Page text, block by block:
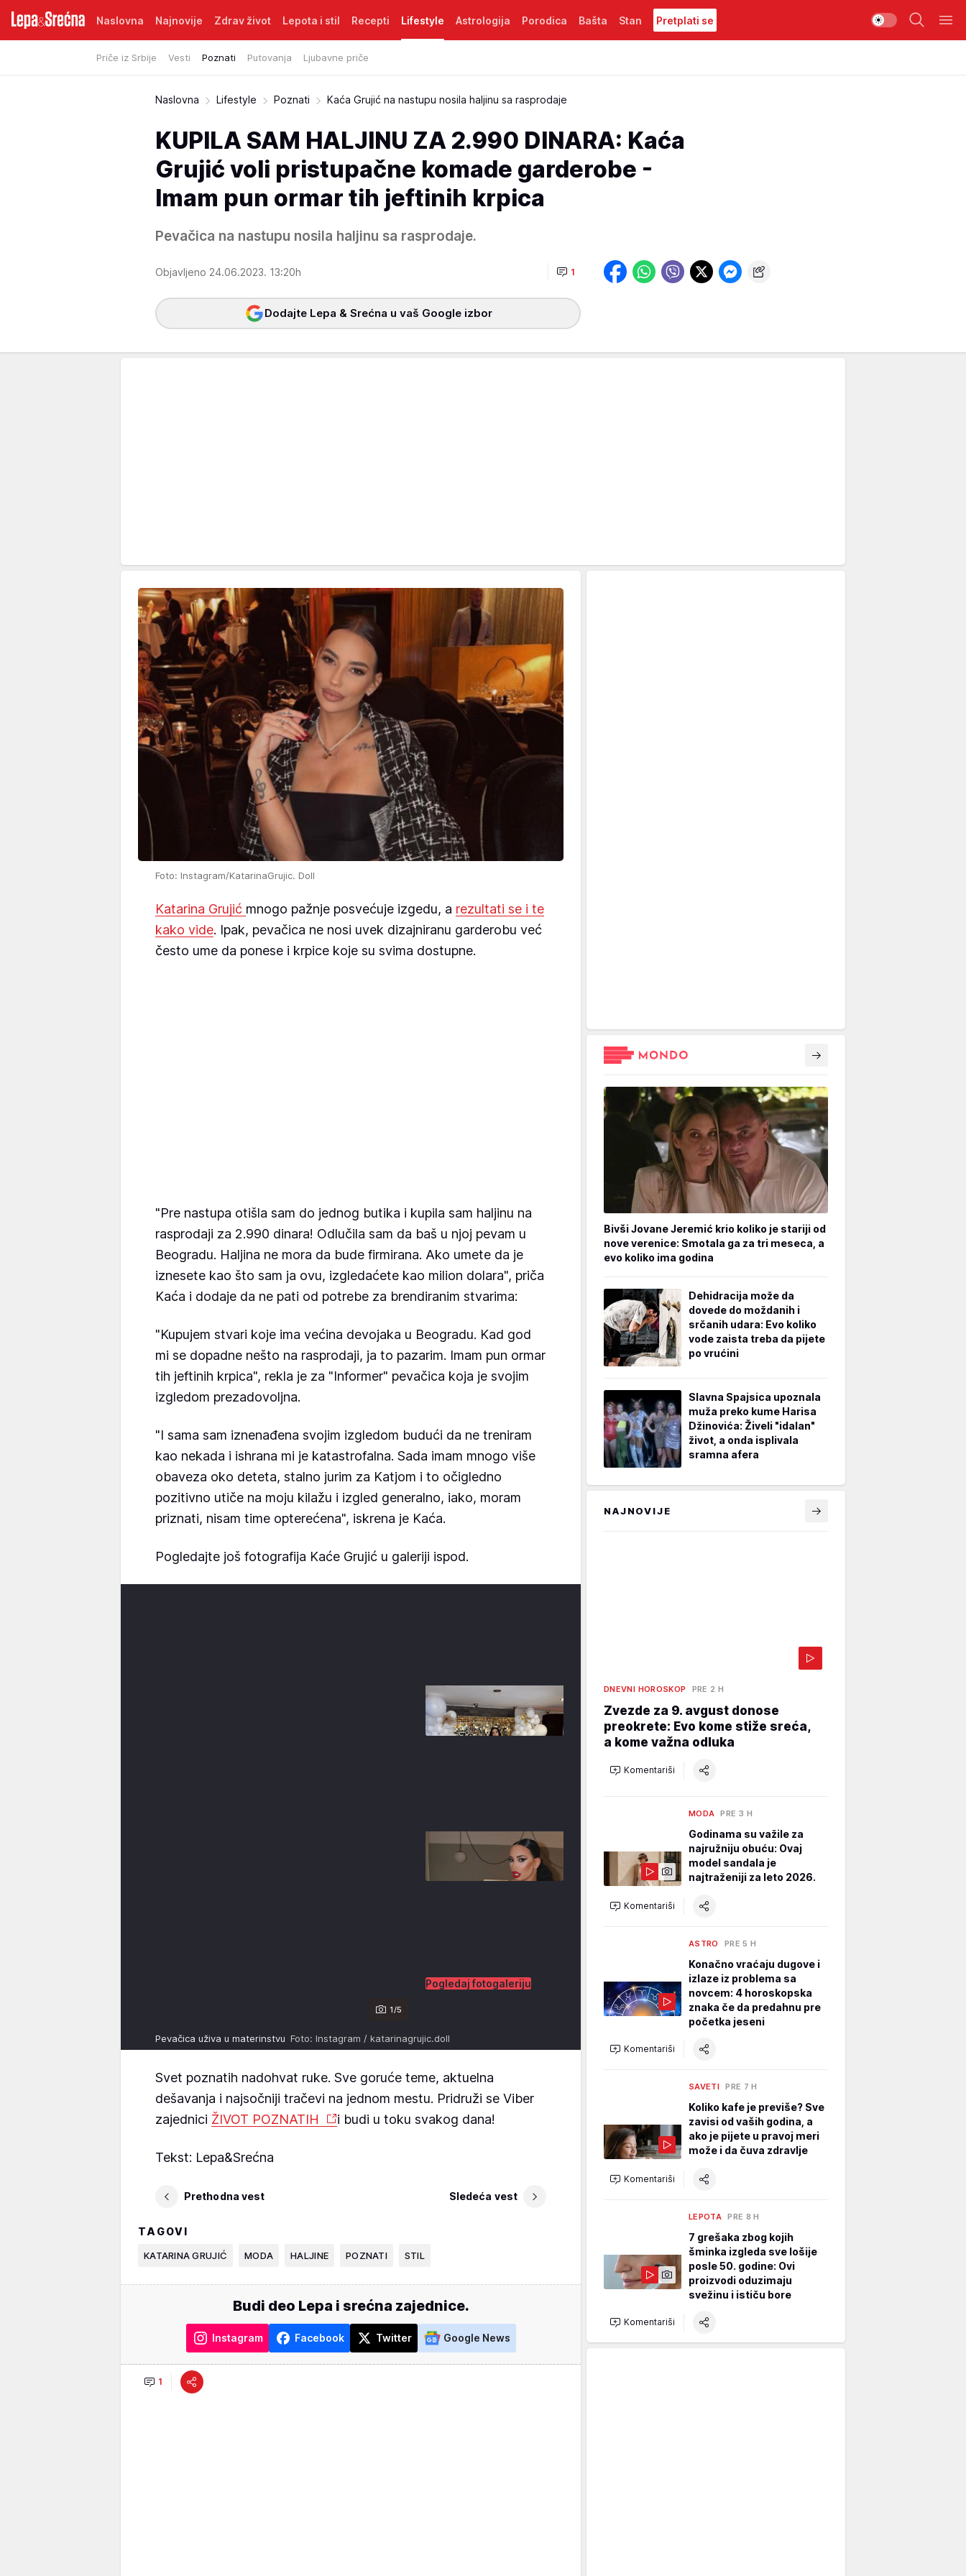
Naslovna Najnovije Zdrav život Lepota i stil Recepti Lifestyle
Priče iz Srbije Vesti Poznati Putovanja Ljubavne priče
Astrologija Porodica Bašta Stan Pretplati se
Naslovna Lifestyle Poznati Kaća Grujić na nastupu nosila haljinu sa rasprodaje
KUPILA SAM HALJINU ZA 2.990 DINARA: Kaća
Grujić voli pristupačne komade garderobe -
Imam pun ormar tih jeftinih krpica
Pevačica na nastupu nosila haljinu sa rasprodaje.
Objavljeno 24.06.2023. 13:20h 1
Dodajte Lepa & Srećna u vaš Google izbor
Foto: Instagram/KatarinaGrujic. Doll
Katarina Grujić mnogo pažnje posvećuje izgedu, a rezultati se i te
kako vide. Ipak, pevačica ne nosi uvek dizajniranu garderobu već
često ume da ponese i krpice koje su svima dostupne.
"Pre nastupa otišla sam do jednog butika i kupila sam haljinu na
rasprodaji za 2.990 dinara! Odlučila sam da baš u njoj pevam u
Beogradu. Haljina ne mora da bude firmirana. Ako umete da je
iznesete kao što sam ja ovu, izgledaćete kao milion dolara", priča
Kaća i dodaje da ne pati od potrebe za brendiranim stvarima:
"Kupujem stvari koje ima većina devojaka u Beogradu. Kad god
mi se dopadne nešto na rasprodaji, ja to pazarim. Imam pun ormar
tih jeftinih krpica", rekla je za "Informer" pevačica koja je svojim
izgledom prezadovoljna.
"I sama sam iznenađena svojim izgledom budući da ne treniram
kao nekada i ishrana mi je katastrofalna. Sada imam mnogo više
obaveza oko deteta, stalno jurim za Katjom i to očigledno
pozitivno utiče na moju kilažu i izgled generalno, iako, moram
priznati, nisam time opterećena", iskrena je Kaća.
Pogledajte još fotografija Kaće Grujić u galeriji ispod.
1/5
Pogledaj fotogaleriju
Pevačica uživa u materinstvu Foto: Instagram / katarinagrujic.doll
Svet poznatih nadohvat ruke. Sve goruće teme, aktuelna
dešavanja i najsočniji tračevi na jednom mestu. Pridruži se Viber
zajednici ŽIVOT POZNATIH i budi u toku svakog dana!
Tekst: Lepa&Srećna
Prethodna vest Sledeća vest
TAGOVI
KATARINA GRUJIĆ MODA HALJINE POZNATI STIL
Budi deo Lepa i srećna zajednice.
Instagram Facebook Twitter Google News
1
Bivši Jovane Jeremić krio koliko je stariji od
nove verenice: Smotala ga za tri meseca, a
evo koliko ima godina
Dehidracija može da
dovede do moždanih i
srčanih udara: Evo koliko
vode zaista treba da pijete
po vrućini
Slavna Spajsica upoznala
muža preko kume Harisa
Džinovića: Živeli "idalan"
život, a onda isplivala
sramna afera
NAJNOVIJE
DNEVNI HOROSKOP PRE 2 H
Zvezde za 9. avgust donose
preokrete: Evo kome stiže sreća,
a kome važna odluka
Komentariši
MODA PRE 3 H
Godinama su važile za
najružniju obuću: Ovaj
model sandala je
najtraženiji za leto 2026.
Komentariši
ASTRO PRE 5 H
Konačno vraćaju dugove i
izlaze iz problema sa
novcem: 4 horoskopska
znaka če da predahnu pre
početka jeseni
Komentariši
SAVETI PRE 7 H
Koliko kafe je previše? Sve
zavisi od vaših godina, a
ako je pijete u pravoj meri
može i da čuva zdravlje
Komentariši
LEPOTA PRE 8 H
7 grešaka zbog kojih
šminka izgleda sve lošije
posle 50. godine: Ovi
proizvodi oduzimaju
svežinu i ističu bore
Komentariši